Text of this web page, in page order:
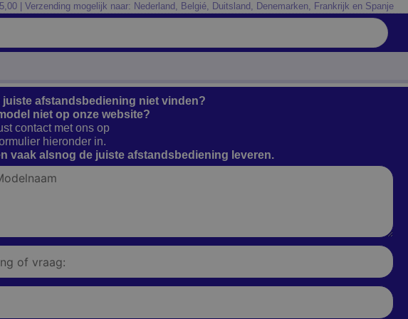
| Verzending mogelijk naar: Nederland, Belgié, Duitsland, Denemarken, Frankrijk en Spanje
juiste afstandsbediening niet vinden?
niet op onze website?
contact met ons op
hieronder in.
vaak alsnog de juiste afstandsbediening leveren.